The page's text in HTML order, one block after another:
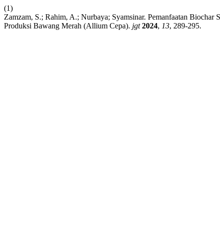
(1)
Zamzam, S.; Rahim, A.; Nurbaya; Syamsinar. Pemanfaatan
Produksi Bawang Merah (Allium Cepa). jgt 2024, 13, 289-295.